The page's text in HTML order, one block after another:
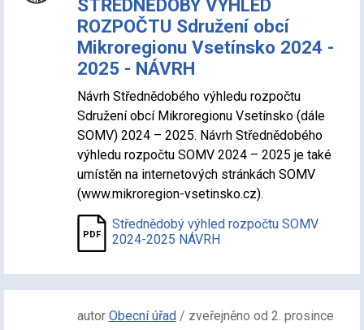
STŘEDNĚDOBÝ VÝHLED
ROZPOČTU Sdružení obcí
Mikroregionu Vsetínsko 2024 -
2025 - NÁVRH
Návrh Střednědobého výhledu rozpočtu
Sdružení obcí Mikroregionu Vsetínsko (dále
SOMV) 2024 – 2025. Návrh Střednědobého
výhledu rozpočtu SOMV 2024 – 2025 je také
umístěn na internetových stránkách SOMV
(www.mikroregion-vsetinsko.cz).
Střednědobý výhled rozpočtu SOMV
2024-2025 NÁVRH
autor Obecní úřad/ zveřejněno od 2. prosince